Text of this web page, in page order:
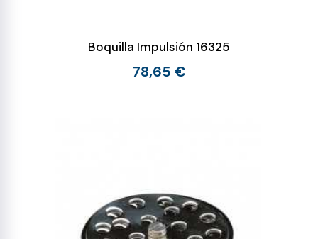
Boquilla Impulsión 16325
78,65 €